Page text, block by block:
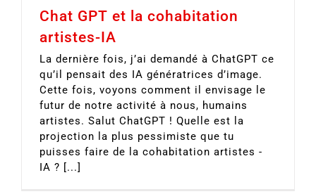
Chat GPT et la cohabitation
artistes-IA
La dernière fois, j’ai demandé à ChatGPT ce
qu’il pensait des IA génératrices d’image.
Cette fois, voyons comment il envisage le
futur de notre activité à nous, humains
artistes. Salut ChatGPT ! Quelle est la
projection la plus pessimiste que tu
puisses faire de la cohabitation artistes -
IA ? [...]